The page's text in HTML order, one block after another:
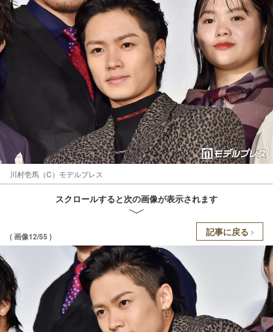
川村壱馬（C）モデルプレス
スクロールすると次の画像が表示されます
( 画像12/55 ) 記事に戻る